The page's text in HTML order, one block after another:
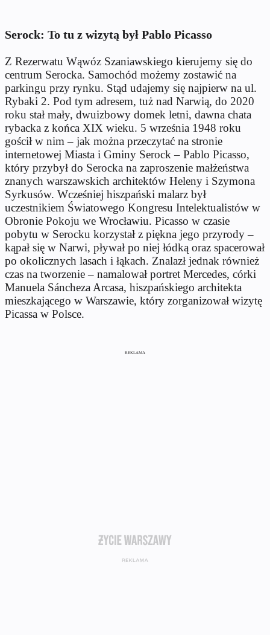
Serock: To tu z wizytą był Pablo Picasso
Z Rezerwatu Wąwóz Szaniawskiego kierujemy się do
centrum Serocka. Samochód możemy zostawić na
parkingu przy rynku. Stąd udajemy się najpierw na ul.
Rybaki 2. Pod tym adresem, tuż nad Narwią, do 2020
roku stał mały, dwuizbowy domek letni, dawna chata
rybacka z końca XIX wieku. 5 września 1948 roku
gościł w nim – jak można przeczytać na stronie
internetowej Miasta i Gminy Serock – Pablo Picasso,
który przybył do Serocka na zaproszenie małżeństwa
znanych warszawskich architektów Heleny i Szymona
Syrkusów. Wcześniej hiszpański malarz był
uczestnikiem Światowego Kongresu Intelektualistów w
Obronie Pokoju we Wrocławiu. Picasso w czasie
pobytu w Serocku korzystał z piękna jego przyrody –
kąpał się w Narwi, pływał po niej łódką oraz spacerował
po okolicznych lasach i łąkach. Znalazł jednak również
czas na tworzenie – namalował portret Mercedes, córki
Manuela Sáncheza Arcasa, hiszpańskiego architekta
mieszkającego w Warszawie, który zorganizował wizytę
Picassa w Polsce.
REKLAMA